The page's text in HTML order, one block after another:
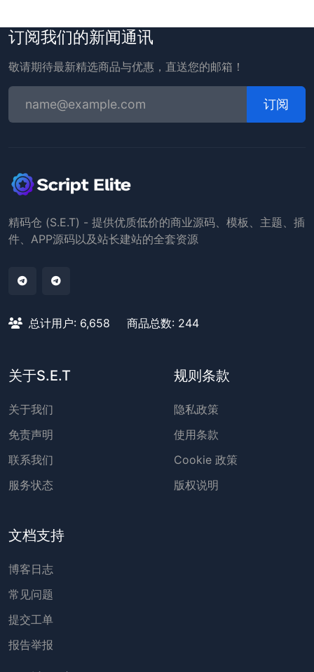
订阅我们的新闻通讯
敬请期待最新精选商品与优惠，直送您的邮箱！
订阅
精码仓 (S.E.T) - 提供优质低价的商业源码、模板、主题、插
件、APP源码以及站长建站的全套资源
总计用户: 6,658 商品总数: 244
关于S.E.T
关于我们
免责声明
联系我们
服务状态
规则条款
隐私政策
使用条款
Cookie 政策
版权说明
文档支持
博客日志
常见问题
提交工单
报告举报